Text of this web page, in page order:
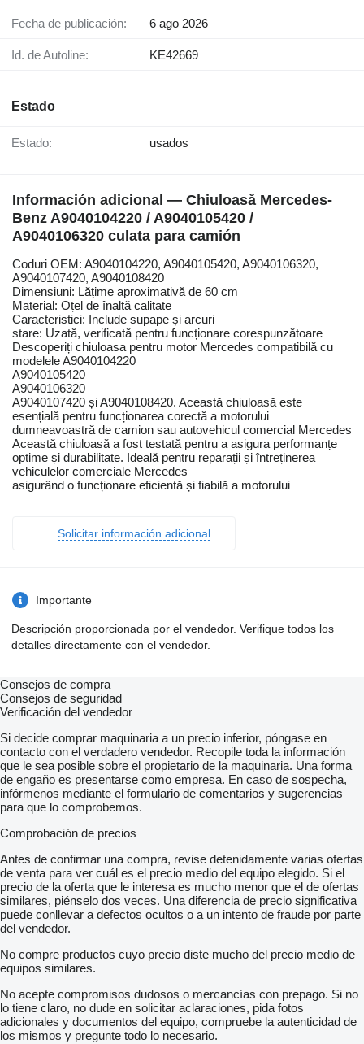
Fecha de publicación: 6 ago 2026
Id. de Autoline: KE42669
Estado
Estado: usados
Información adicional — Chiuloasă Mercedes-
Benz A9040104220 / A9040105420 /
A9040106320 culata para camión
Coduri OEM: A9040104220, A9040105420, A9040106320,
A9040107420, A9040108420
Dimensiuni: Lățime aproximativă de 60 cm
Material: Oțel de înaltă calitate
Caracteristici: Include supape și arcuri
stare: Uzată, verificată pentru funcționare corespunzătoare
Descoperiți chiuloasa pentru motor Mercedes compatibilă cu
modelele A9040104220
A9040105420
A9040106320
A9040107420 și A9040108420. Această chiuloasă este
esențială pentru funcționarea corectă a motorului
dumneavoastră de camion sau autovehicul comercial Mercedes
Această chiuloasă a fost testată pentru a asigura performanțe
optime și durabilitate. Ideală pentru reparații și întreținerea
vehiculelor comerciale Mercedes
asigurând o funcționare eficientă și fiabilă a motorului
Solicitar información adicional
Importante
Descripción proporcionada por el vendedor. Verifique todos los
detalles directamente con el vendedor.
Consejos de compra
Consejos de seguridad
Verificación del vendedor
Si decide comprar maquinaria a un precio inferior, póngase en
contacto con el verdadero vendedor. Recopile toda la información
que le sea posible sobre el propietario de la maquinaria. Una forma
de engaño es presentarse como empresa. En caso de sospecha,
infórmenos mediante el formulario de comentarios y sugerencias
para que lo comprobemos.
Comprobación de precios
Antes de confirmar una compra, revise detenidamente varias ofertas
de venta para ver cuál es el precio medio del equipo elegido. Si el
precio de la oferta que le interesa es mucho menor que el de ofertas
similares, piénselo dos veces. Una diferencia de precio significativa
puede conllevar a defectos ocultos o a un intento de fraude por parte
del vendedor.
No compre productos cuyo precio diste mucho del precio medio de
equipos similares.
No acepte compromisos dudosos o mercancías con prepago. Si no
lo tiene claro, no dude en solicitar aclaraciones, pida fotos
adicionales y documentos del equipo, compruebe la autenticidad de
los mismos y pregunte todo lo necesario.